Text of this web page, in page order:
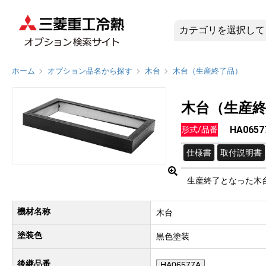
ホーム オプション品名から探す 木台 木台（生産終了品）
木台（生産
形式/品番
仕様書 取付説明書
生産終了となった木
機材名称 木台
塗装色 黒色塗装
後継品番